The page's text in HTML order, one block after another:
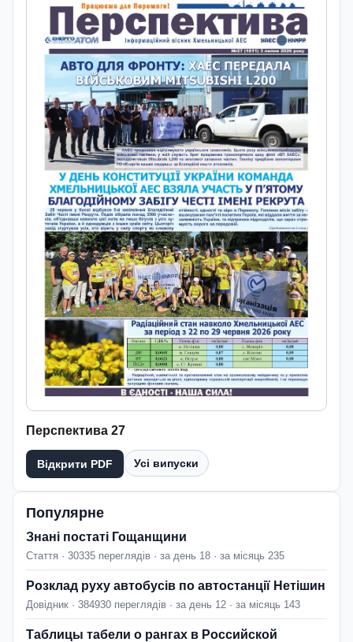
Перспектива 27
Відкрити PDF Усі випуски
Популярне
Знані постаті Гощанщини
Стаття · 30335 переглядів · за день 18 · за місяць 235
Розклад руху автобусів по автостанції Нетішин
Довідник · 384930 переглядів · за день 12 · за місяць 143
Таблицы табели о рангах в Российской